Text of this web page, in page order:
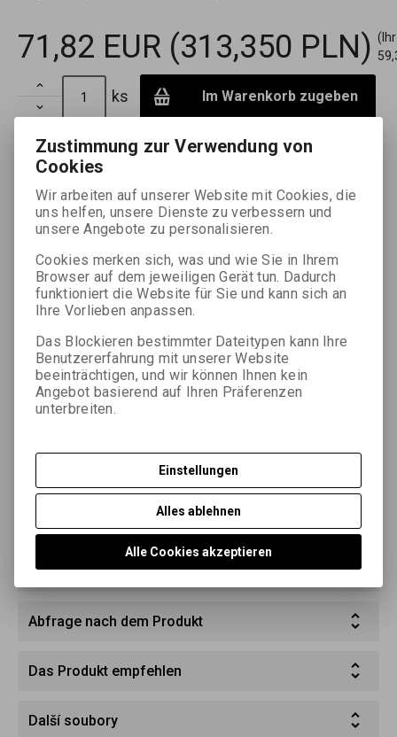
71,82 EUR (313,350 PLN)


ks Im Warenkorb zugeben
Fügen Sie Lieblingen hinzu
Detaillierte Beschreibung
RETROBROM Sp ist ein einzigartiges Schwarzweiß-
zeichnet sich durch eine feine Rasterung, flexible Belichtung
und Entwicklung, eine feine Körnung und einen warmen,
grünlich-braunen Ton des entwickelten Silberbildes aus,
dessen Grundton sanft grünlich-gelblich getönt ist. Dank
Formaten. Der besondere warme Ton macht dieses Papier
ideal für Arbeiten im Retro-Stil, insbesondere für die
Porträtfotografie, aber auch für andere Genres wie Stillleben,
Landschaftsfotografie, Struktur- und Detailfotografie,
Abstraktion usw.
Parameter
Abfrage nach dem Produkt
Das Produkt empfehlen
Další soubory
Zustimmung zur Verwendung von
Cookies
Wir arbeiten auf unserer Website mit Cookies, die
uns helfen, unsere Dienste zu verbessern und
unsere Angebote zu personalisieren.
Cookies merken sich, was und wie Sie in Ihrem
Browser auf dem jeweiligen Gerät tun. Dadurch
funktioniert die Website für Sie und kann sich an
Ihre Vorlieben anpassen.
Das Blockieren bestimmter Dateitypen kann Ihre
Benutzererfahrung mit unserer Website
beeinträchtigen, und wir können Ihnen kein
Angebot basierend auf Ihren Präferenzen
unterbreiten.
Einstellungen
Alles ablehnen
Alle Cookies akzeptieren